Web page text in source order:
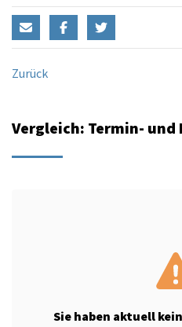
Zurück
Vergleich: Termin- und
Sie haben aktuell